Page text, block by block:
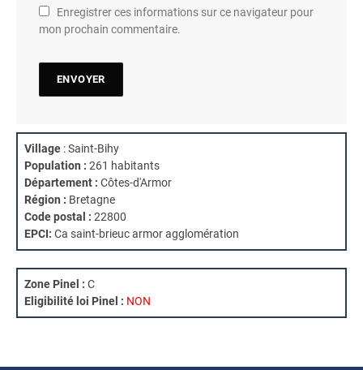
Enregistrer ces informations sur ce navigateur pour
mon prochain commentaire.
Village : Saint-Bihy
Population : 261 habitants
Département : Côtes-d'Armor
Région : Bretagne
Code postal : 22800
EPCI: Ca saint-brieuc armor agglomération
Zone Pinel : C
Eligibilité loi Pinel : NON